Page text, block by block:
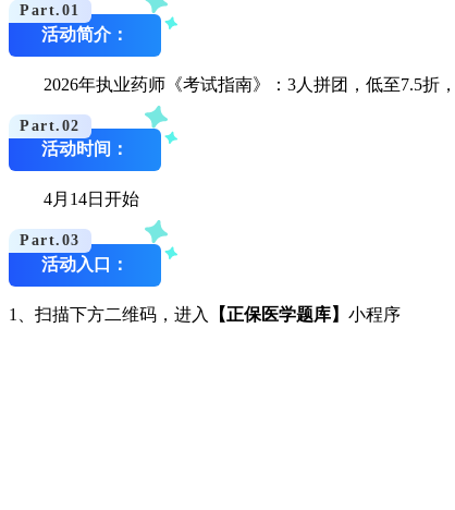
Part. 01
活动简介：
2026年执业药师《考试指南》：3人拼团，低至7.5折
Part. 02
活动时间：
4月14日开始
Part. 03
活动入口：
1、扫描下方二维码，进入 【正保医学题库】 小程序